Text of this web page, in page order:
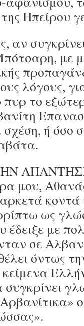
Ηπείρου
αν
με
λόγους,
το
ή όσο
μου,
ως
έδειξε με
σε
όντως
κείμενα